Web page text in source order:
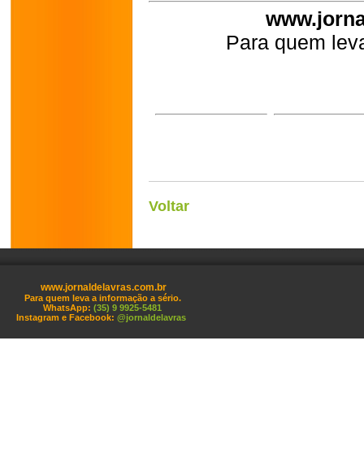
Para quem
Voltar
www.jornaldelavras.com.br
Para quem leva a informação a sério.
WhatsApp: (35) 9 9925-5481
Instagram e Facebook: @jornaldelavras